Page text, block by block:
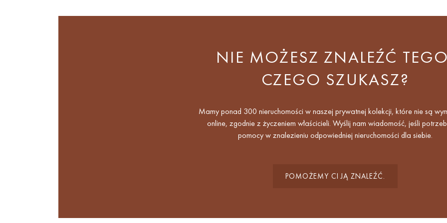
NIE MOŻESZ ZNALEŹĆ
CZEGO SZUKASZ?
Mamy ponad 300 nieruchomości w naszej prywatnej kolekcji, które nie są
online, zgodnie z życzeniem właścicieli. Wyślij nam wiadomość, jeśli
pomocy w znalezieniu odpowiedniej nieruchomości dla siebie.
POMOŻEMY CI JĄ ZNALEŹĆ.